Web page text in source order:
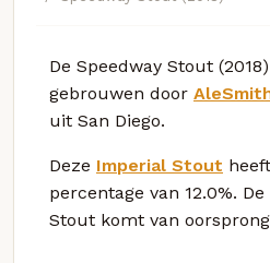
De Speedway Stout
gebrouwen door
uit San Diego.
Deze Imperial Stout
percentage van 12.0%.
Stout komt van